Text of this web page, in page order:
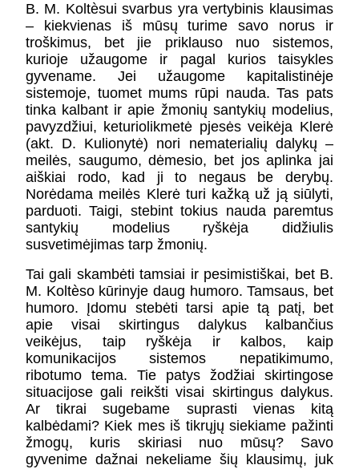
B. M. Koltèsui svarbus yra vertybinis klausimas
– kiekvienas iš mūsų turime savo norus ir
troškimus, bet jie priklauso nuo sistemos,
kurioje užaugome ir pagal kurios taisykles
gyvename. Jei užaugome kapitalistinėje
sistemoje, tuomet mums rūpi nauda. Tas pats
tinka kalbant ir apie žmonių santykių modelius,
pavyzdžiui, keturiolikmetė pjesės veikėja Klerė
(akt. D. Kulionytė) nori nematerialių dalykų –
meilės, saugumo, dėmesio, bet jos aplinka jai
aiškiai rodo, kad ji to negaus be derybų.
Norėdama meilės Klerė turi kažką už ją siūlyti,
parduoti. Taigi, stebint tokius nauda paremtus
santykių modelius ryškėja didžiulis
susvetimėjimas tarp žmonių.
Tai gali skambėti tamsiai ir pesimistiškai, bet B.
M. Koltèso kūrinyje daug humoro. Tamsaus, bet
humoro. Įdomu stebėti tarsi apie tą patį, bet
apie visai skirtingus dalykus kalbančius
veikėjus, taip ryškėja ir kalbos, kaip
komunikacijos sistemos nepatikimumo,
ribotumo tema. Tie patys žodžiai skirtingose
situacijose gali reikšti visai skirtingus dalykus.
Ar tikrai sugebame suprasti vienas kitą
kalbėdami? Kiek mes iš tikrųjų siekiame pažinti
žmogų, kuris skiriasi nuo mūsų? Savo
gyvenime dažnai nekeliame šių klausimų, juk